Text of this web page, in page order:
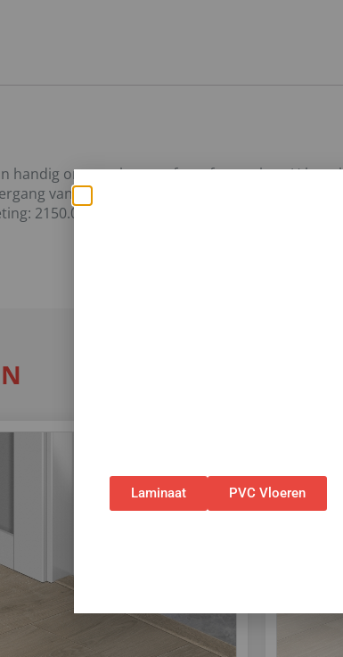
handig om uw vloer perfect af te werken. U
van een vloer met een muur, venster of
2150.0 x 48.0 x 13 mm
Laminaat PVC Vloeren